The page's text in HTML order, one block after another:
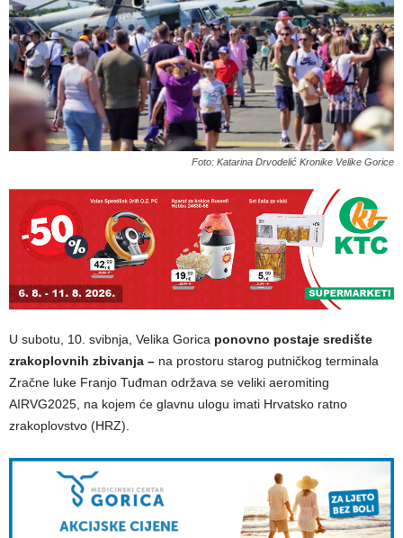
Foto: Katarina Drvodelić Kronike Velike Gorice
U subotu, 10. svibnja, Velika Gorica ponovno postaje središte
zrakoplovnih zbivanja – na prostoru starog putničkog terminala
Zračne luke Franjo Tuđman održava se veliki aeromiting
AIRVG2025, na kojem će glavnu ulogu imati Hrvatsko ratno
zrakoplovstvo (HRZ).